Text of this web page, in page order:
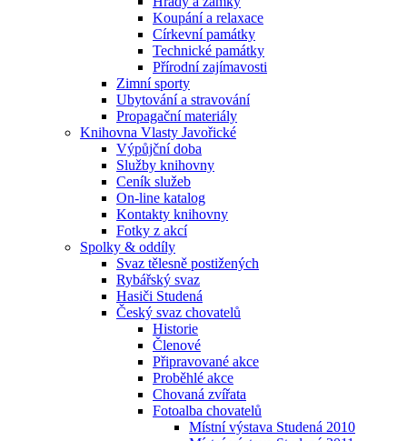
Koupání a relaxace
Církevní památky
Technické památky
Přírodní zajímavosti
Zimní sporty
Ubytování a stravování
Propagační materiály
Knihovna Vlasty Javořické
Výpůjční doba
Služby knihovny
Ceník služeb
On-line katalog
Kontakty knihovny
Fotky z akcí
Spolky & oddíly
Svaz tělesně postižených
Rybářský svaz
Hasiči Studená
Český svaz chovatelů
Historie
Členové
Připravované akce
Proběhlé akce
Chovaná zvířata
Fotoalba chovatelů
Místní výstava Studená 2010